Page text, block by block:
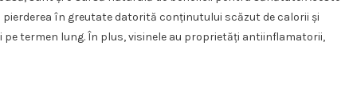
în greutate datorită conținutului scăzut de calorii și
termen lung. În plus, visinele au proprietăți antiinflamatorii,